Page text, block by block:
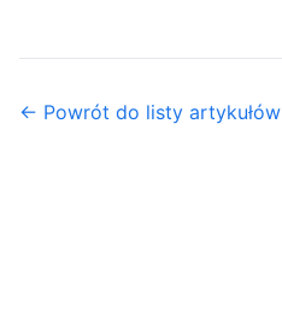
← Powrót do listy artykułów